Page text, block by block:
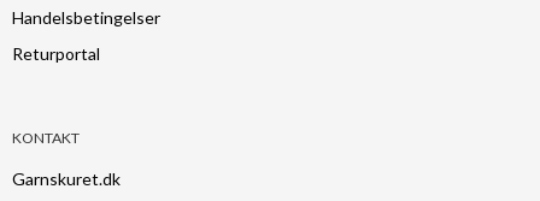
Handelsbetingelser
Returportal
KONTAKT
Garnskuret.dk